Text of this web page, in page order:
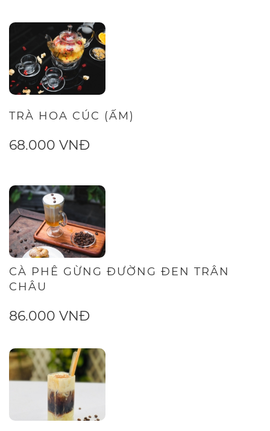
TRÀ HOA CÚC (ẤM)
68.000 VNĐ
CÀ PHÊ GỪNG ĐƯỜNG ĐEN TRÂN
CHÂU
86.000 VNĐ